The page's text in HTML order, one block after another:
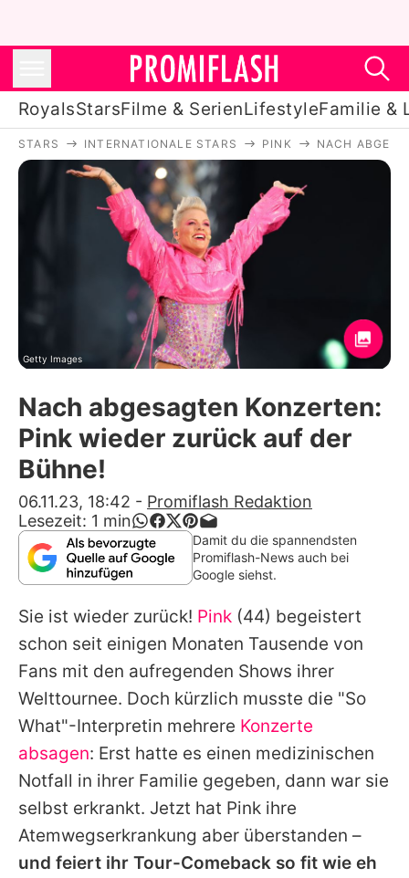
RoyalsStarsFilme & SerienLifestyleFamilie &
Royals
Stars
Filme & Serien
Lifestyle
Familie & Liebe
Promiflash Exklusiv
Alle Themen auf Promiflash
App runterladen
Team
Redaktionelle Richtlinien
Impressum
Datenschutzerklärung
Nutzungsbedingungen
Utiq verwalten
STARS INTERNATIONALE STARS PINK NACH
Getty Images
Nach abgesagten Konzerten:
Pink wieder zurück auf der
Bühne!
06.11.23, 18:42 - Promiflash Redaktion
Lesezeit: 1 min
Damit du die spannendsten
Promiflash-News auch bei
Google siehst.
Sie ist wieder zurück! Pink (44) begeistert
schon seit einigen Monaten Tausende von
Fans mit den aufregenden Shows ihrer
Welttournee. Doch kürzlich musste die "So
What"-Interpretin mehrere Konzerte
absagen: Erst hatte es einen medizinischen
Notfall in ihrer Familie gegeben, dann war sie
selbst erkrankt. Jetzt hat Pink ihre
Atemwegserkrankung aber überstanden –
und feiert ihr Tour-Comeback so fit wie eh